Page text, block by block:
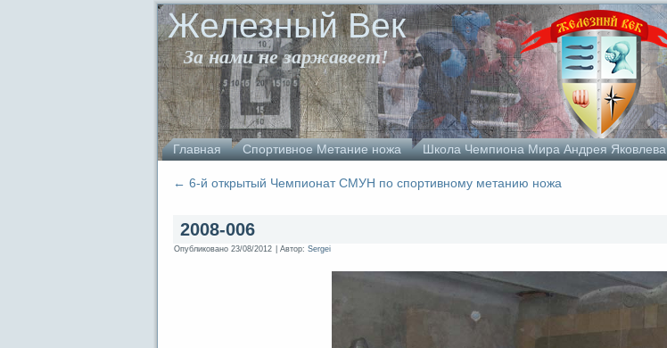
Железный Век
За нами не заржавеет!
Главная Спортивное Метание ножа Школа Чемпиона Мира Андрея Яковлева
← 6-й открытый Чемпионат СМУН по спортивному метанию ножа
2008-006
Опубликовано 23/08/2012 Автор: Sergei